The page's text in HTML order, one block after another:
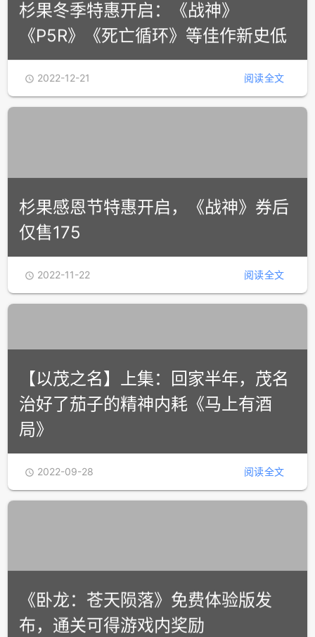
杉果冬季特惠开启：《战神》
《P5R》《死亡循环》等佳作新史低
 2022-12-21 阅读全文
杉果感恩节特惠开启，《战神》券后
仅售175
 2022-11-22 阅读全文
【以茂之名】上集：回家半年，茂名
治好了茄子的精神内耗《马上有酒
局》
 2022-09-28 阅读全文
《卧龙：苍天陨落》免费体验版发
布，通关可得游戏内奖励